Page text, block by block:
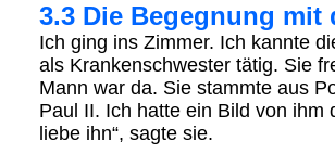
3.3 Die Begegnung mit
Ich ging ins Zimmer. Ich kannte
als Krankenschwester tätig. Sie
Mann war da. Sie stammte aus
Paul II. Ich hatte ein Bild von ihm
liebe ihn“, sagte sie.